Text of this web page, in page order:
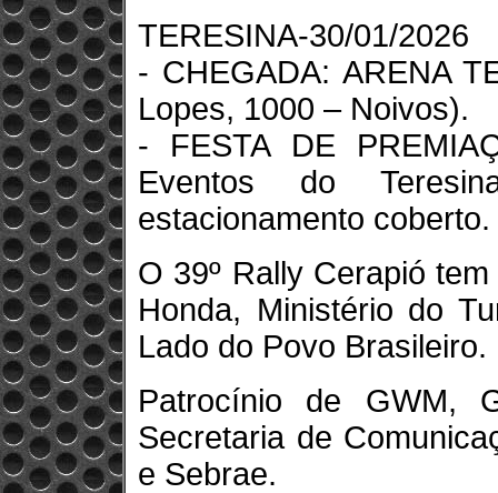
TERESINA-30/01/2026
- CHEGADA: ARENA
Lopes, 1000 – Noivos).
- FESTA DE
Eventos do
estacionamento coberto.
O 39º Rally Cerapió
Honda, Ministério do
Lado do Povo Brasileiro.
Patrocínio de GWM,
Secretaria de
e Sebrae.